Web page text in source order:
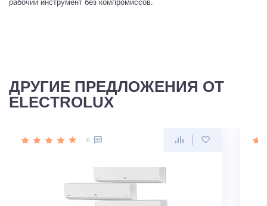
рабочий инструмент без компромиссов.
ДРУГИЕ ПРЕДЛОЖЕНИЯ ОТ
ELECTROLUX
0